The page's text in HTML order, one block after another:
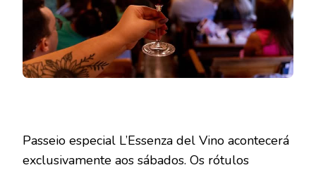
Passeio especial L’Essenza del Vino acontecerá
exclusivamente aos sábados. Os rótulos